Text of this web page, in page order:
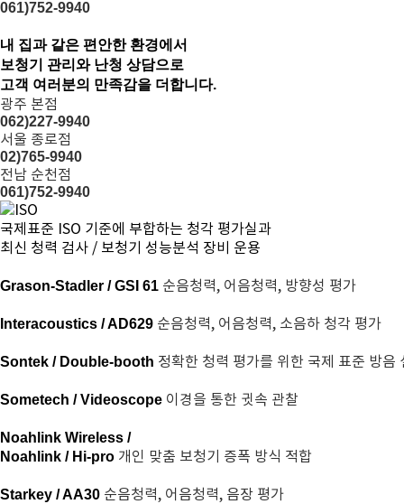
061)752-9940
내 집과 같은 편안한 환경에서
보청기 관리와 난청 상담으로
고객 여러분의 만족감을 더합니다.
광주 본점
062)227-9940
서울 종로점
02)765-9940
전남 순천점
061)752-9940
국제표준 ISO 기준에 부합하는 청각 평가실과
최신 청력 검사 / 보청기 성능분석 장비 운용
Grason-Stadler / GSI 61 순음청력, 어음청력, 방향성 평가
Interacoustics / AD629 순음청력, 어음청력, 소음하 청각 평가
Sontek / Double-booth 정확한 청력 평가를 위한 국제 표준 방음
Sometech / Videoscope 이경을 통한 귓속 관찰
Noahlink Wireless /
Noahlink / Hi-pro 개인 맞춤 보청기 증폭 방식 적합
Starkey / AA30 순음청력, 어음청력, 음장 평가